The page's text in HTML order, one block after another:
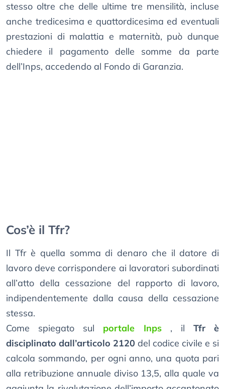
stesso oltre che delle ultime tre mensilità, incluse
anche tredicesima e quattordicesima ed eventuali
prestazioni di malattia e maternità, può dunque
chiedere il pagamento delle somme da parte
dell’Inps, accedendo al Fondo di Garanzia.
Cos’è il Tfr?
Il Tfr è quella somma di denaro che il datore di
lavoro deve corrispondere ai lavoratori subordinati
all’atto della cessazione del rapporto di lavoro,
indipendentemente dalla causa della cessazione
stessa.
Come spiegato sul portale Inps, il Tfr è
disciplinato dall’articolo 2120 del codice civile e si
calcola sommando, per ogni anno, una quota pari
alla retribuzione annuale diviso 13,5, alla quale va